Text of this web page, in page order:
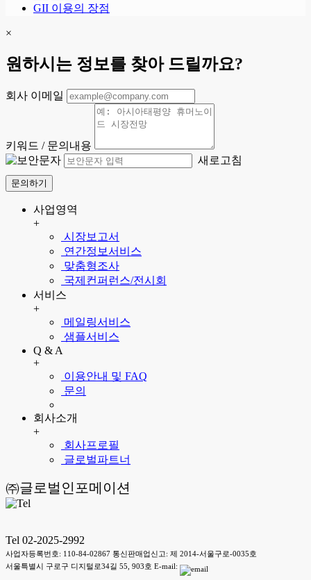
GII 이용의 장점
×
원하시는 정보를 찾아 드릴까요?
회사 이메일
키워드 / 문의내용
새로고침
문의하기
사업영역
+
시장보고서
연간정보서비스
맞춤형조사
국제컨퍼런스/전시회
서비스
+
메일링서비스
샘플서비스
Q & A
+
이용안내 및 FAQ
문의
회사소개
+
회사프로필
글로벌파트너
㈜글로벌인포메이션
Tel 02-2025-2992
사업자등록번호: 110-84-02867 통신판매업신고: 제 2014-서울구로-0035호
서울특별시 구로구 디지털로34길 55, 903호 E-mail: